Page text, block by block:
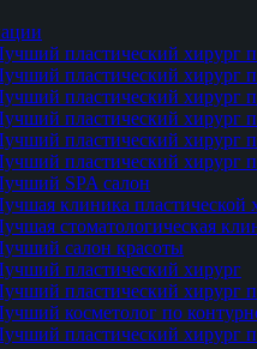
пластический хирург
пластический хирург
пластический хирург
пластический хирург
пластический хирург
пластический хирург
SPA салон
клиника пластической
стоматологическая
салон красоты
пластический хирург
пластический хирург
косметолог по
пластический хирург